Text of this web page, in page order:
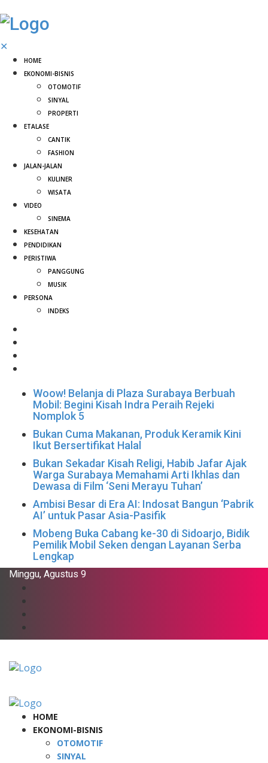
✕
HOME
EKONOMI-BISNIS
OTOMOTIF
SINYAL
PROPERTI
ETALASE
CANTIK
FASHION
JALAN-JALAN
KULINER
WISATA
VIDEO
SINEMA
KESEHATAN
PENDIDIKAN
PERISTIWA
PANGGUNG
MUSIK
PERSONA
INDEKS
Woow! Belanja di Plaza Surabaya Berbuah
Mobil: Begini Kisah Indra Peraih Rejeki
Nomplok 5
Bukan Cuma Makanan, Produk Keramik Kini
Ikut Bersertifikat Halal
Bukan Sekadar Kisah Religi, Habib Jafar Ajak
Warga Surabaya Memahami Arti Ikhlas dan
Dewasa di Film ‘Seni Merayu Tuhan’
Ambisi Besar di Era AI: Indosat Bangun ‘Pabrik
AI’ untuk Pasar Asia-Pasifik
Mobeng Buka Cabang ke-30 di Sidoarjo, Bidik
Pemilik Mobil Seken dengan Layanan Serba
Lengkap
Minggu, Agustus 9
HOME
EKONOMI-BISNIS
OTOMOTIF
SINYAL